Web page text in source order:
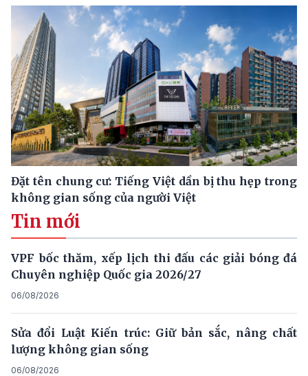
Đặt tên chung cư: Tiếng Việt dần bị thu hẹp trong
không gian sống của người Việt
Tin mới
VPF bốc thăm, xếp lịch thi đấu các giải bóng đá
Chuyên nghiệp Quốc gia 2026/27
06/08/2026
Sửa đổi Luật Kiến trúc: Giữ bản sắc, nâng chất
lượng không gian sống
06/08/2026